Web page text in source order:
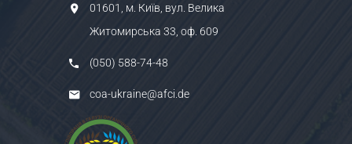
01601, м. Київ, вул. Велика
Житомирська 33, оф. 609
(050) 588-74-48
coa-ukraine@afci.de